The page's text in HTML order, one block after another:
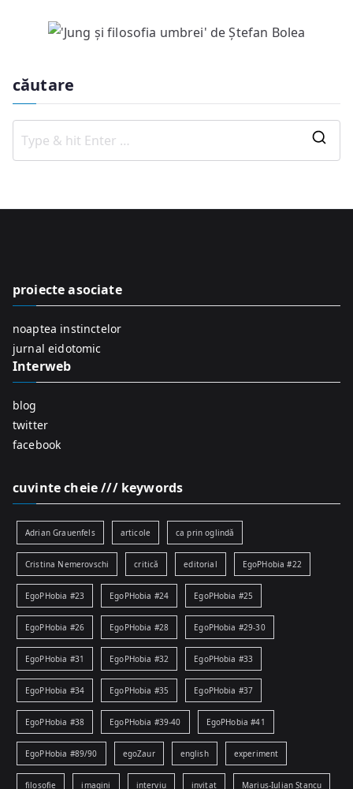
căutare
o
proiecte asociate
noaptea instinctelor
jurnal eidotomic
Interweb
blog
twitter
facebook
cuvinte cheie /// keywords
Adrian Grauenfels articole ca prin oglindă
Cristina Nemerovschi critică editorial EgoPHobia #22
EgoPHobia #23 EgoPHobia #24 EgoPHobia #25
EgoPHobia #26 EgoPHobia #28 EgoPHobia #29-30
EgoPHobia #31 EgoPHobia #32 EgoPHobia #33
EgoPHobia #34 EgoPHobia #35 EgoPHobia #37
EgoPHobia #38 EgoPHobia #39-40 EgoPHobia #41
EgoPHobia #89/90 egoZaur english experiment
filosofie imagini interviu invitat Marius-Iulian Stancu